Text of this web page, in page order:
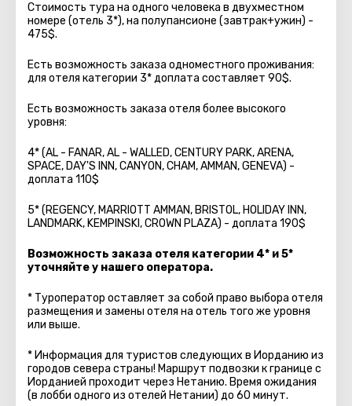
Стоимость тура на одного человека в двухместном
номере (отель 3*), на полупансионе (завтрак+ужин) -
475$.
Есть возможность заказа одноместного проживания:
для отеля категории 3* доплата составляет 90$.
Есть возможность заказа отеля более высокого
уровня:
4* (AL - FANAR, AL - WALLED, CENTURY PARK, ARENA,
SPACE, DAY'S INN, CANYON, CHAM, AMMAN, GENEVA) -
доплата 110$
5* (REGENCY, MARRIOTT AMMAN, BRISTOL, HOLIDAY INN,
LANDMARK, KEMPINSKI, CROWN PLAZA) - доплата 190$
Возможность заказа отеля категории 4* и 5*
уточняйте у нашего оператора.
* Туроператор оставляет за собой право выбора отеля
размещения и замены отеля на отель того же уровня
или выше.
* Информация для туристов следующих в Иорданию из
городов севера страны! Маршрут подвозки к границе с
Иорданией проходит через Нетанию. Время ожидания
(в лобби одного из отелей Нетании) до 60 минут.